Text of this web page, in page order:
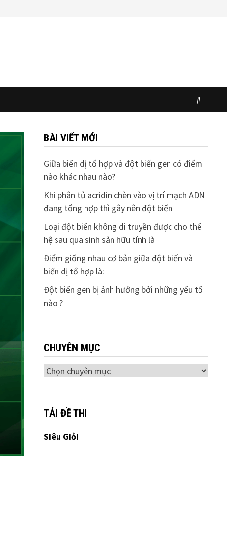
BÀI VIẾT MỚI
Giữa biến dị tổ hợp và đột biến gen có điểm
nào khác nhau nào?
Khi phân tử acridin chèn vào vị trí mạch ADN
đang tổng hợp thì gây nên đột biến
Loại đột biến không di truyền được cho thế
hệ sau qua sinh sản hữu tính là
Điểm giống nhau cơ bản giữa đột biến và
biến dị tổ hợp là:
Đột biến gen bị ảnh hưởng bởi những yếu tố
nào ?
CHUYÊN MỤC
Chuyên
TẢI ĐỀ THI
Siêu Giỏi